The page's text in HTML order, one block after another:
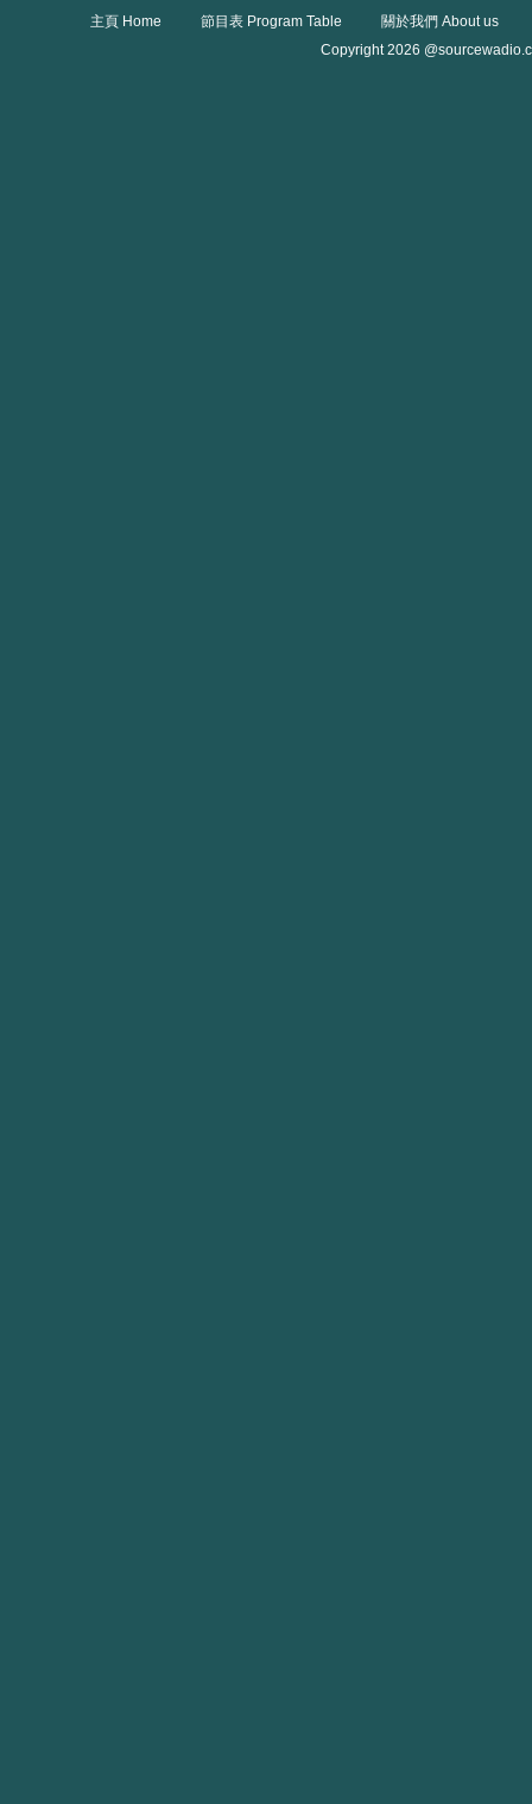
主頁 Home 節目表 Program Table
關於我們 About us
Copyright 2026